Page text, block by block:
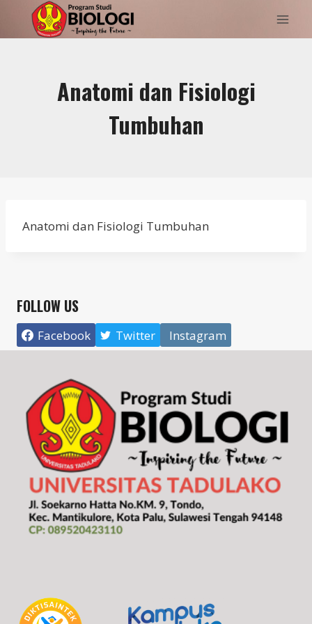
Anatomi dan Fisiologi
Tumbuhan
Anatomi dan Fisiologi Tumbuhan
FOLLOW US
Facebook Twitter Instagram